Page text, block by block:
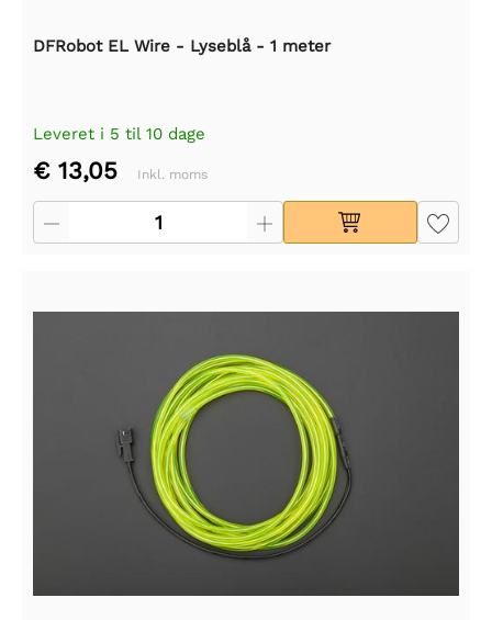
DFRobot EL Wire - Lyseblå - 1 meter
Leveret i 5 til 10 dage
€ 13,05 Inkl. moms